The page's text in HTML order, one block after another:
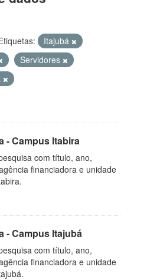
Itajubá
Servidores
- Campus Itabira
com título, ano,
financiadora e unidade
- Campus Itajubá
com título, ano,
financiadora e unidade